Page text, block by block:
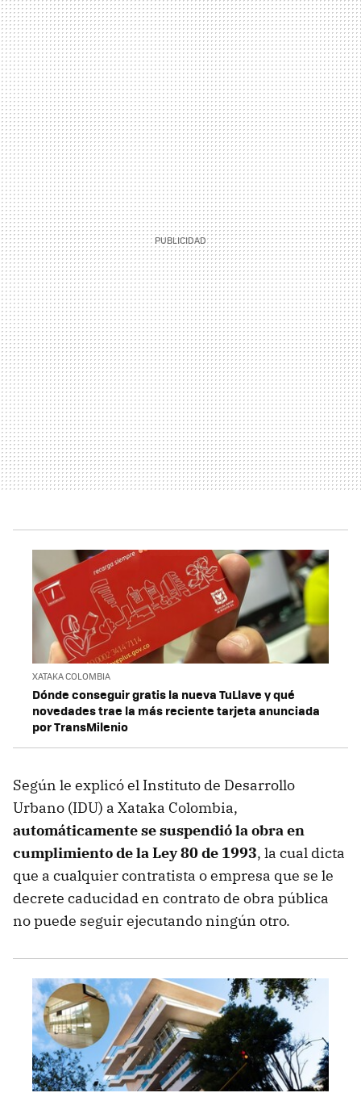
XATAKA COLOMBIA
Dónde conseguir gratis la nueva TuLlave y qué
novedades trae la más reciente tarjeta anunciada
por TransMilenio
Según le explicó el Instituto de Desarrollo
Urbano (IDU) a Xataka Colombia,
automáticamente se suspendió la obra en
cumplimiento de la Ley 80 de 1993, la cual dicta
que a cualquier contratista o empresa que se le
decrete caducidad en contrato de obra pública
no puede seguir ejecutando ningún otro.